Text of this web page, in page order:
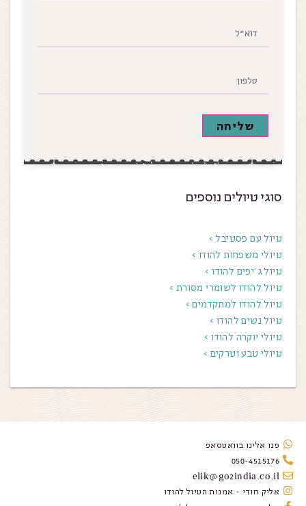
שליחה
סוגי טיולים נוספים
טיול עם פסטיבל >
טיולי משפחות להודו >
טיול ג׳יפים להודו >
טיול להודו לשומרי מסורת >
טיול להודו למתקדמים >
טיול נשים להודו >
טיולי יוקרה להודו >
טיולי טבע וטרקים >
פנו אלינו בוואטסאפ
050-4515176
elik@go2india.co.il
אליק חודי - אמנות הטיול להודו